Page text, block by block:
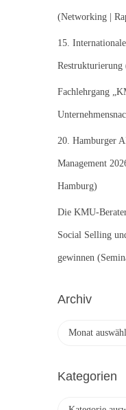
:(Networking |
15.
Restrukturierung
Fachlehrgang
20. Hamburger
Management
Hamburg)
Die KMU-
Social Selling
gewinnen
Archiv
h
Kategorien